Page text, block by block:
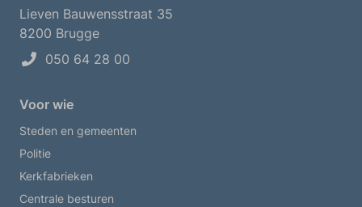
Lieven Bauwensstraat 35
8200 Brugge
050 64 28 00
Voor wie
Steden en gemeenten
Politie
Kerkfabrieken
Centrale besturen